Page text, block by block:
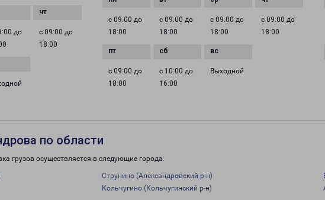
до
с 09:00 до
18:00
с 09:00 до
18:00
с 09:00 до
18:00
с 09:00 до
18:00
с 09:00 до
18:00
с 09:00 до
18:00
с 10:00 до
16:00
Выходной
по области
грузов осуществляется в следующие города:
Струнино (Александровский р-н)
Кольчугино (Кольчугинский р-н)